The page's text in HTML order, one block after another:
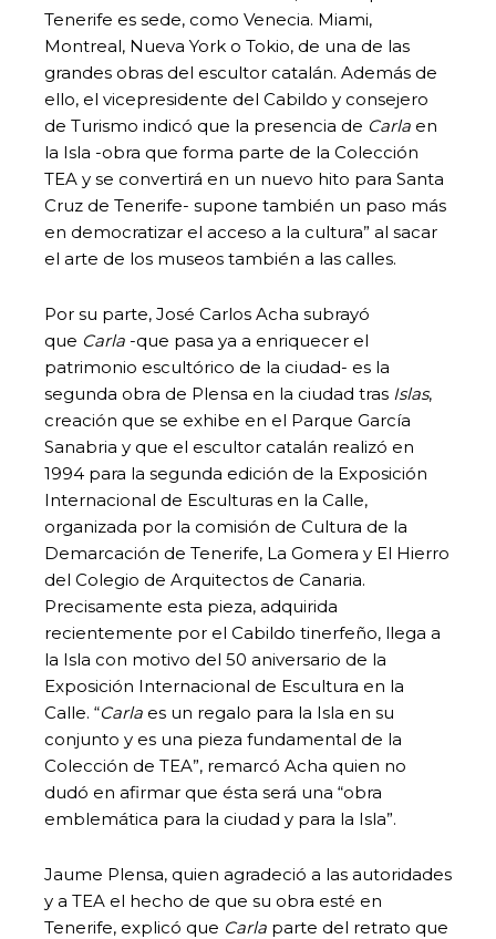
Tenerife es sede, como Venecia. Miami,
Montreal, Nueva York o Tokio, de una de las
grandes obras del escultor catalán. Además de
ello, el vicepresidente del Cabildo y consejero
de Turismo indicó que la presencia de Carla en
la Isla -obra que forma parte de la Colección
TEA y se convertirá en un nuevo hito para Santa
Cruz de Tenerife- supone también un paso más
en democratizar el acceso a la cultura” al sacar
el arte de los museos también a las calles.
Por su parte, José Carlos Acha subrayó
que Carla -que pasa ya a enriquecer el
patrimonio escultórico de la ciudad- es la
segunda obra de Plensa en la ciudad tras Islas,
creación que se exhibe en el Parque García
Sanabria y que el escultor catalán realizó en
1994 para la segunda edición de la Exposición
Internacional de Esculturas en la Calle,
organizada por la comisión de Cultura de la
Demarcación de Tenerife, La Gomera y El Hierro
del Colegio de Arquitectos de Canaria.
Precisamente esta pieza, adquirida
recientemente por el Cabildo tinerfeño, llega a
la Isla con motivo del 50 aniversario de la
Exposición Internacional de Escultura en la
Calle. “Carla es un regalo para la Isla en su
conjunto y es una pieza fundamental de la
Colección de TEA”, remarcó Acha quien no
dudó en afirmar que ésta será una “obra
emblemática para la ciudad y para la Isla”.
Jaume Plensa, quien agradeció a las autoridades
y a TEA el hecho de que su obra esté en
Tenerife, explicó que Carla parte del retrato que